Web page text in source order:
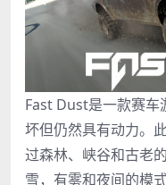
Fast Dust是一款赛车
坏但仍然具有动力。
过森林、峡谷和古老
雪，有雾和夜间的模